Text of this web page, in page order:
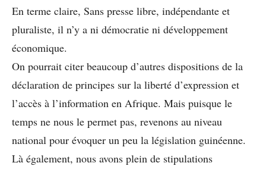
En terme claire, Sans presse libre, indépendante et
pluraliste, il n’y a ni démocratie ni développement
économique.
On pourrait citer beaucoup d’autres dispositions de la
déclaration de principes sur la liberté d’expression et
l’accès à l’information en Afrique. Mais puisque le
temps ne nous le permet pas, revenons au niveau
national pour évoquer un peu la législation guinéenne.
Là également, nous avons plein de stipulations